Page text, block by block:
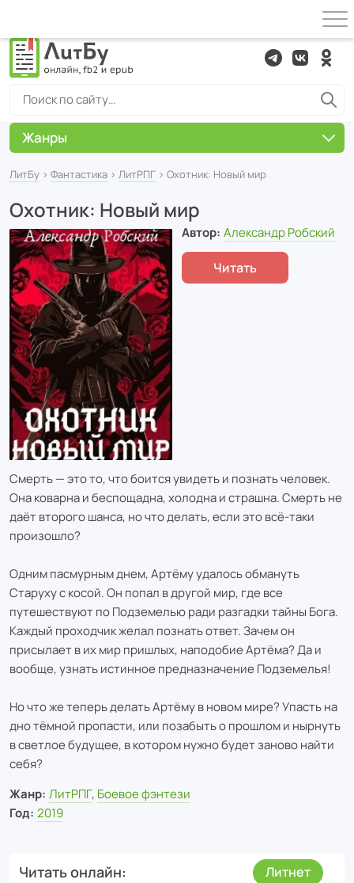
ЛитБу › Фантастика › ЛитРПГ › Охотник: Новый мир
Охотник: Новый мир
Автор: Александр Робский
Читать
Смерть — это то, что боится увидеть и познать человек.
Она коварна и беспощадна, холодна и страшна. Смерть не
даёт второго шанса, но что делать, если это всё-таки
произошло?
Одним пасмурным днем, Артёму удалось обмануть
Старуху с косой. Он попал в другой мир, где все
путешествуют по Подземелью ради разгадки тайны Бога.
Каждый проходчик желал познать ответ. Зачем он
присылает в их мир пришлых, наподобие Артёма? Да и
вообще, узнать истинное предназначение Подземелья!
Но что же теперь делать Артёму в новом мире? Упасть на
дно тёмной пропасти, или позабыть о прошлом и нырнуть
в светлое будущее, в котором нужно будет заново найти
себя?
Жанр: ЛитРПГ, Боевое фэнтези
Год: 2019
Читать онлайн Литнет
Жанры